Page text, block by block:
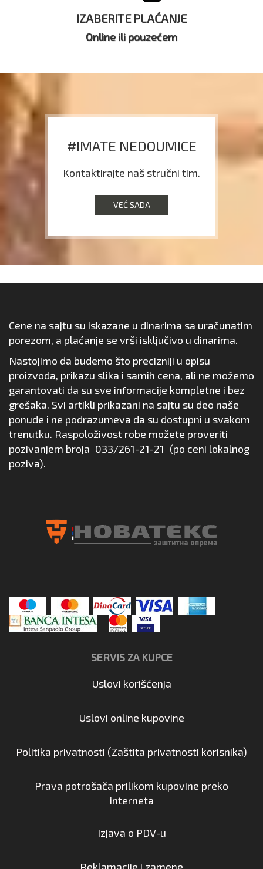
IZABERITE PLAĆANJE
Online ili pouzećem
#IMATE NEDOUMICE
Kontaktirajte naš stručni tim.
VEĆ SADA
Cene na sajtu su iskazane u dinarima sa uračunatim
porezom, a plaćanje se vrši isključivo u dinarima.
Nastojimo da budemo što precizniji u opisu
proizvoda, prikazu slika i samih cena, ali ne možemo
garantovati da su sve informacije kompletne i bez
grešaka. Svi artikli prikazani na sajtu su deo naše
ponude i ne podrazumeva da su dostupni u svakom
trenutku. Raspoloživost robe možete proveriti
pozivanjem broja 033/261-21-21 (po ceni lokalnog
poziva).
SERVIS ZA KUPCE
Uslovi korišćenja
Uslovi online kupovine
Politika privatnosti (Zaštita privatnosti korisnika)
Prava potrošača prilikom kupovine preko
interneta
Izjava o PDV-u